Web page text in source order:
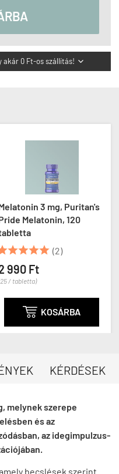
akár 0 Ft-os szállítás! 
3 mg, Puritan's
Melatonin, 120
 (2)
990 Ft
/ tabletta)
 KOSÁRBA
KÉRDÉSEK
melynek szerepe
és az
az idegimpulzus-
becslések szerint